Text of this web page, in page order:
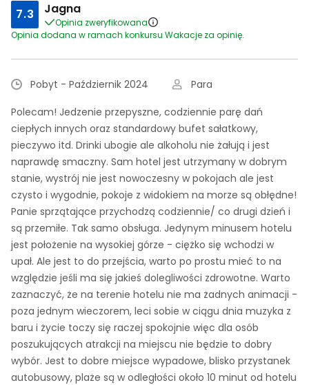
7.3 Jagna
Opinia zweryfikowana
Opinia dodana w ramach konkursu Wakacje za opinię.
Pobyt - Październik 2024
Para
Polecam! Jedzenie przepyszne, codziennie parę dań
ciepłych innych oraz standardowy bufet sałatkowy,
pieczywo itd. Drinki ubogie ale alkoholu nie żałują i jest
naprawdę smaczny. Sam hotel jest utrzymany w dobrym
stanie, wystrój nie jest nowoczesny w pokojach ale jest
czysto i wygodnie, pokoje z widokiem na morze są obłędne!
Panie sprzątające przychodzą codziennie/ co drugi dzień i
są przemiłe. Tak samo obsługa. Jedynym minusem hotelu
jest położenie na wysokiej górze - ciężko się wchodzi w
upał. Ale jest to do przejścia, warto po prostu mieć to na
względzie jeśli ma się jakieś dolegliwości zdrowotne. Warto
zaznaczyć, że na terenie hotelu nie ma żadnych animacji -
poza jednym wieczorem, leci sobie w ciągu dnia muzyka z
baru i życie toczy się raczej spokojnie więc dla osób
poszukujących atrakcji na miejscu nie będzie to dobry
wybór. Jest to dobre miejsce wypadowe, blisko przystanek
autobusowy, plaże są w odległości około 10 minut od hotelu